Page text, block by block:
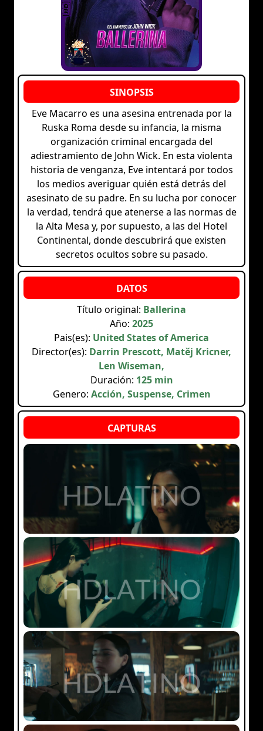
Eve Macarro es una asesina entrenada por la
Ruska Roma desde su infancia, la misma
organización criminal encargada del
adiestramiento de John Wick. En esta violenta
historia de venganza, Eve intentará por todos
los medios averiguar quién está detrás del
asesinato de su padre. En su lucha por conocer
la verdad, tendrá que atenerse a las normas de
la Alta Mesa y, por supuesto, a las del Hotel
Continental, donde descubrirá que existen
secretos ocultos sobre su pasado.
Título original: Ballerina
Año: 2025
Pais(es): United States of America
Director(es): Darrin Prescott, Matěj Kricner,
Len Wiseman,
Duración: 125 min
Genero: Acción, Suspense, Crimen